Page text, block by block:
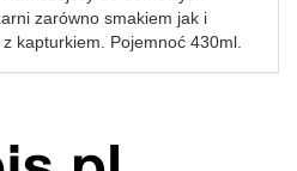
zarówno smakiem jak i
kapturkiem. Pojemnoć 430ml.